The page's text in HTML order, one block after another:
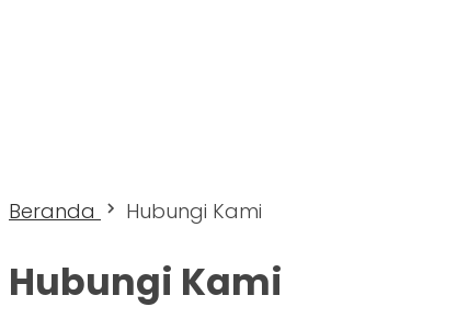
Beranda Hubungi Kami
Hubungi Kami